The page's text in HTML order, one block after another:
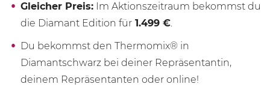
Gleicher Preis: Im Aktionszeitraum bekommst du
die Diamant Edition für 1.499 €.
Du bekommst den Thermomix® in
Diamantschwarz bei deiner Repräsentantin,
deinem Repräsentanten oder online!